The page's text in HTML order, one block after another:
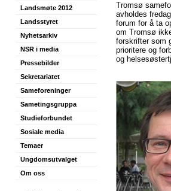
Landsmøte 2012
Landsstyret
Nyhetsarkiv
NSR i media
Pressebilder
Sekretariatet
Sameforeninger
Sametingsgruppa
Studieforbundet
Sosiale media
Temaer
Ungdomsutvalget
Om oss
Tromsø
avholdes
forum for å ta
om Tromsø
forskrifter som
prioritere og
og